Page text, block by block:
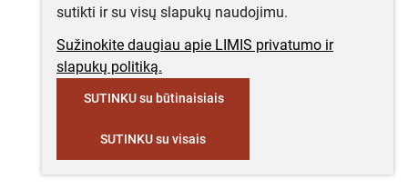
sutikti ir su visų slapukų naudojimu.
Sužinokite daugiau apie LIMIS privatumo ir
slapukų politiką.
SUTINKU su būtinaisiais
SUTINKU su visais